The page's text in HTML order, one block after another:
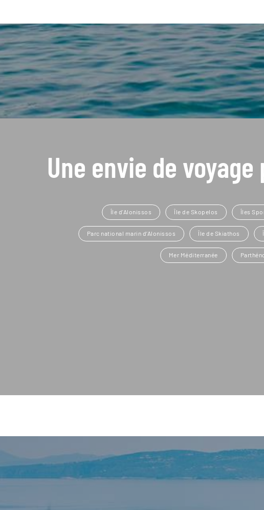
Une envie de
Île d'Alonissos Île de Skopelos Îles
Parc national marin d’Alonissos Île de Skiathos
Mer Méditerranée